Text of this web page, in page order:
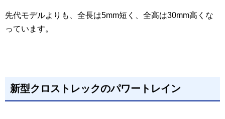
先代モデルよりも、全長は5mm短く、全高は30mm高くな
っています。
新型クロストレックのパワートレイン